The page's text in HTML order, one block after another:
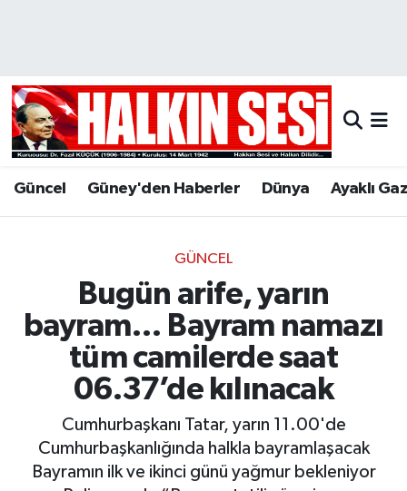
Güncel Güney'den Haberler Dünya Ayaklı
GÜNCEL
Bugün arife, yarın
bayram… Bayram namazı
tüm camilerde saat
06.37’de kılınacak
Cumhurbaşkanı Tatar, yarın 11.00'de
Cumhurbaşkanlığında halkla bayramlaşacak
Bayramın ilk ve ikinci günü yağmur bekleniyor
Hava Durumu
Trafik Durumu
Son Dakika Haberleri
Haber Arşivi